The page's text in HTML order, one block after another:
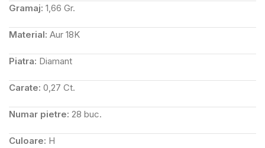
Gramaj: 1,66 Gr.
Material: Aur 18K
Piatra: Diamant
Carate: 0,27 Ct.
Numar pietre: 28 buc.
Culoare: H